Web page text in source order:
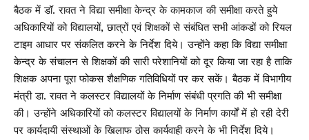
बैठक में डॉ. रावत ने विद्या समीक्षा केन्द्र के कामकाज की समीक्षा करते हुये
अधिकारियों को विद्यालयों, छात्रों एवं शिक्षकों से संबंधित सभी आंकडों को रियल
टाइम आधार पर संकलित करने के निर्देश दिये। उन्होंने कहा कि विद्या समीक्षा
केन्द्र के संचालन से शिक्षकों की सारी परेशानियों को दूर किया जा रहा है ताकि
शिक्षक अपना पूरा फोकस शैक्षणिक गतिविधियों पर कर सकें। बैठक में विभागीय
मंत्री डा. रावत ने कलस्टर विद्यालयों के निर्माण संबंधी प्रगति की भी समीक्षा
की। उन्होंने अधिकारियों को कलस्टर विद्यालयों के निर्माण कार्यों में हो रही देरी
पर कार्यदायी संस्थाओं के खिलाफ ठोस कार्यवाही करने के भी निर्देश दिये।